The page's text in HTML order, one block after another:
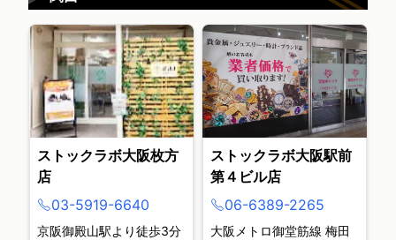
ストックラボ大阪枚方
店
03-5919-6640
京阪御殿山駅より徒歩3分
ストックラボ大阪駅前
第４ビル店
06-6389-2265
大阪メトロ御堂筋線 梅田